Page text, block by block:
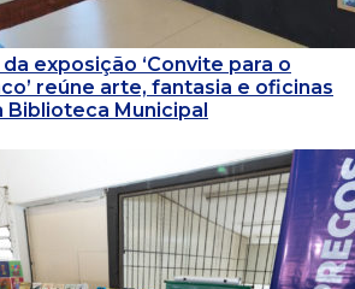
exposição ‘Convite para o
reúne arte, fantasia e oficinas
Biblioteca Municipal